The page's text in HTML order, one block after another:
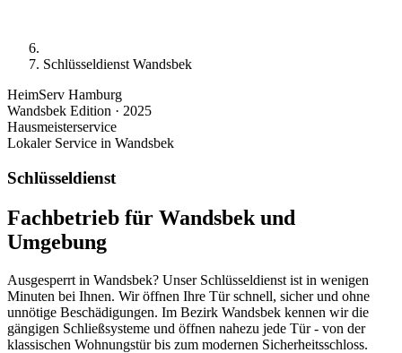
Schlüsseldienst Wandsbek
HeimServ Hamburg
Wandsbek Edition · 2025
Hausmeisterservice
Lokaler Service in Wandsbek
Schlüsseldienst
Fachbetrieb für Wandsbek und
Umgebung
Ausgesperrt in Wandsbek? Unser Schlüsseldienst ist in wenigen
Minuten bei Ihnen. Wir öffnen Ihre Tür schnell, sicher und ohne
unnötige Beschädigungen. Im Bezirk Wandsbek kennen wir die
gängigen Schließsysteme und öffnen nahezu jede Tür - von der
klassischen Wohnungstür bis zum modernen Sicherheitsschloss.